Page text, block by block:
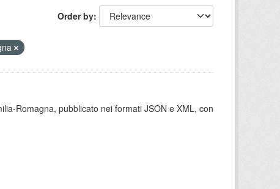
Order by
Romagna, pubblicato nei formati JSON e XML, con